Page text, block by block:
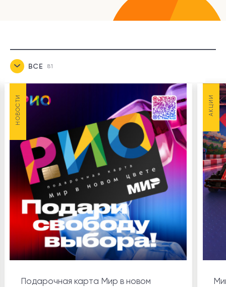
ВСЕ 81
НОВОСТИ
Подарочная карта Мир в новом
АКЦИИ